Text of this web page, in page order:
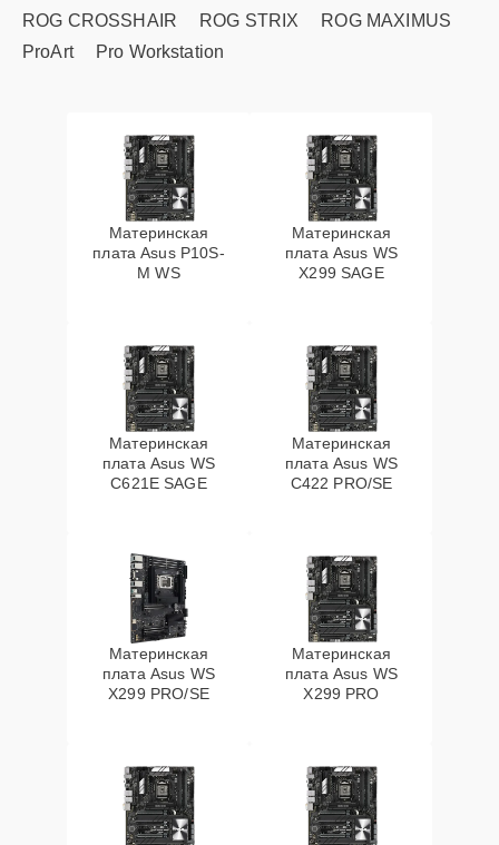
ROG CROSSHAIR
ROG STRIX
ROG MAXIMUS
ProArt
Pro Workstation
Материнская
плата Asus P10S-
M WS
Материнская
плата Asus WS
X299 SAGE
Материнская
плата Asus WS
C621E SAGE
Материнская
плата Asus WS
C422 PRO/SE
Материнская
плата Asus WS
X299 PRO/SE
Материнская
плата Asus WS
X299 PRO